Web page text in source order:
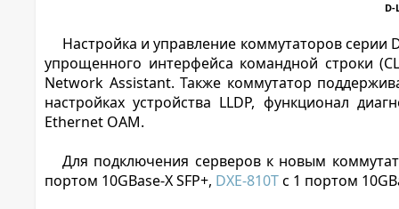
D-
Настройка и управление коммутаторов серии
упрощенного интерфейса командной строки
Network Assistant. Также коммутатор
настройках устройства LLDP, функционал
Ethernet OAM.
Для подключения серверов к новым
портом 10GBase-X SFP+, DXE-810Tс 1 портом